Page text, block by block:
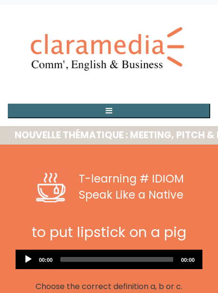
THÉMATIQUE : MEETING, PITCH &
T-learning # IDIOM
Speak Like a Native
to put lipstick on a pig
Audio
Player
Current
00:00
Total
00:00
Choose the correct definition a, b or c.